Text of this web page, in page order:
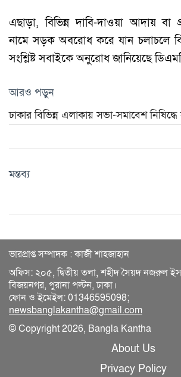
এছাড়া, বিভিন্ন দাবি-দাওয়া আদায় বা
নামে সড়ক অবরোধ করে যান চলাচলে
সংশ্লিষ্ট সবাইকে অনুরোধ জানিয়েছে
আরও পড়ুন
ঢাকার বিভিন্ন এলাকায় সভা-সমাবেশ
মন্তব্য
ভারপ্রাপ্ত সম্পাদক : কাজী শাহজাহান
অফিস: ২০৫, দ্বিতীয় তলা, শহীদ সৈয়দ নজরুল
বিজয়নগর, পুরানা পল্টন, ঢাকা।
ফোন ও ইমেইল: 01346595098;
newsbanglakantha@gmail.com
© Copyright 2026, Bangla Kantha
About Us
Privacy Policy